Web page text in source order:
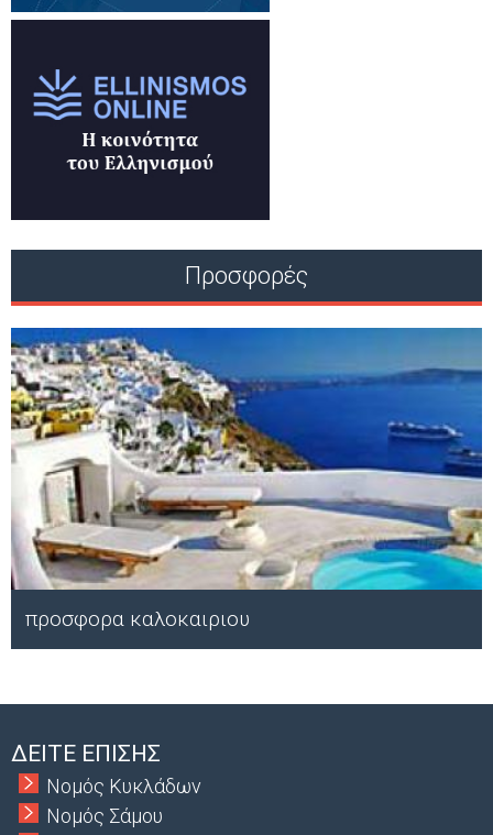
Προσφορές
προσφορα καλοκαιριου
ΔΕΙΤΕ ΕΠΙΣΗΣ
Νομός Κυκλάδων
Νομός Σάμου